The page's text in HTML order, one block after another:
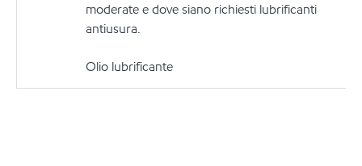
moderate e dove siano richiesti lubrificanti
antiusura.
Olio lubrificante